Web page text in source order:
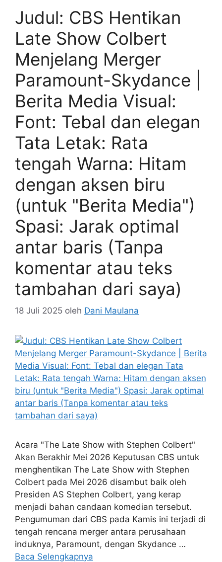
Judul: CBS Hentikan
Late Show Colbert
Menjelang Merger
Paramount-Skydance |
Berita Media Visual:
Font: Tebal dan elegan
Tata Letak: Rata
tengah Warna: Hitam
dengan aksen biru
(untuk "Berita Media")
Spasi: Jarak optimal
antar baris (Tanpa
komentar atau teks
tambahan dari saya)
18 Juli 2025 oleh Dani Maulana
Acara "The Late Show with Stephen Colbert"
Akan Berakhir Mei 2026 Keputusan CBS untuk
menghentikan The Late Show with Stephen
Colbert pada Mei 2026 disambut baik oleh
Presiden AS Stephen Colbert, yang kerap
menjadi bahan candaan komedian tersebut.
Pengumuman dari CBS pada Kamis ini terjadi di
tengah rencana merger antara perusahaan
induknya, Paramount, dengan Skydance …
Baca Selengkapnya